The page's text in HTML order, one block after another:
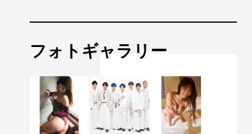
フォトギャラリー